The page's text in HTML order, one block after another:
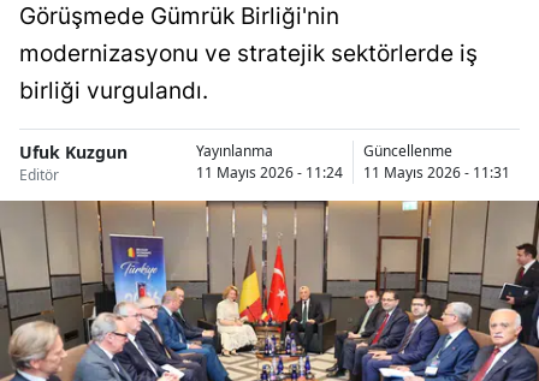
Balıkesir
Bingöl
Bitlis
Bolu
Burdur
Bursa
Görüşmede Gümrük Birliği'nin
modernizasyonu ve stratejik sektörlerde iş
birliği vurgulandı.
Ufuk Kuzgun
Editör
Yayınlanma
11 Mayıs 2026 - 11:24
Güncellenme
11 Mayıs 2026 - 11:31